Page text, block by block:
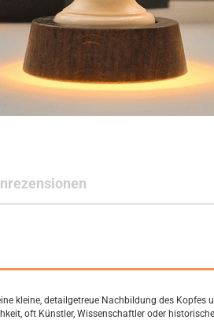
kleine, detailgetreue Nachbildung des Kopfes
oft Künstler, Wissenschaftler oder